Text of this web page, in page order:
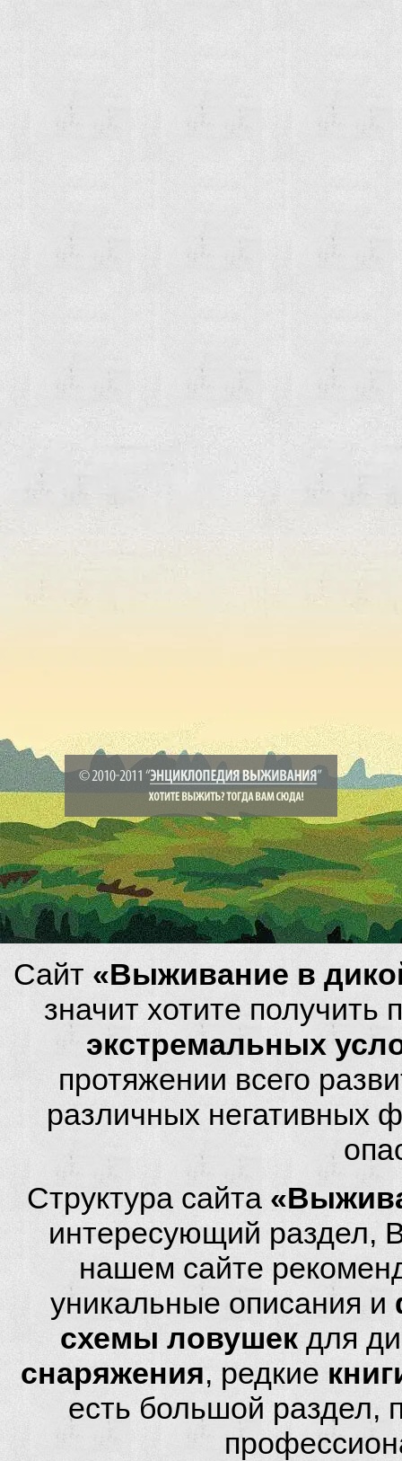
Сайт «Выживание в
значит хотите
экстремальных
протяжении всего
различных негативных
Структура сайта
интересующий раздел,
нашем сайте
уникальные описания и
схемы ловушек для
снаряжения, редкие
есть большой